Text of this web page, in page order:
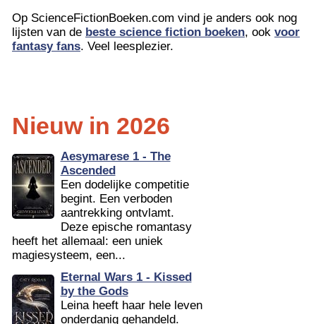
Op ScienceFictionBoeken.com vind je anders ook nog
lijsten van de beste science fiction boeken, ook voor
fantasy fans. Veel leesplezier.
Nieuw in 2026
Aesymarese 1 - The
Ascended
Een dodelijke competitie
begint. Een verboden
aantrekking ontvlamt.
Deze epische romantasy
heeft het allemaal: een uniek
magiesysteem, een...
Eternal Wars 1 - Kissed
by the Gods
Leina heeft haar hele leven
onderdanig gehandeld.